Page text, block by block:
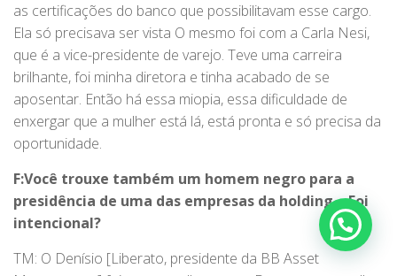
as certificações do banco que possibilitavam esse cargo.
Ela só precisava ser vista O mesmo foi com a Carla Nesi,
que é a vice-presidente de varejo. Teve uma carreira
brilhante, foi minha diretora e tinha acabado de se
aposentar. Então há essa miopia, essa dificuldade de
enxergar que a mulher está lá, está pronta e só precisa da
oportunidade.
F:Você trouxe também um homem negro para a
presidência de uma das empresas da holding… Foi
intencional?
TM: O Denísio [Liberato, presidente da BB Asset